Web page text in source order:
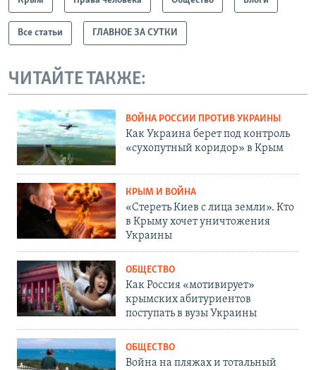
Все статьи ГЛАВНОЕ ЗА СУТКИ
ЧИТАЙТЕ ТАКЖЕ:
ВОЙНА РОССИИ ПРОТИВ УКРАИНЫ
Как Украина берет под контроль
«сухопутный коридор» в Крым
КРЫМ И ВОЙНА
«Стереть Киев с лица земли». Кто
в Крыму хочет уничтожения
Украины
ОБЩЕСТВО
Как Россия «мотивирует»
крымских абитуриентов
поступать в вузы Украины
ОБЩЕСТВО
Война на пляжах и тотальный